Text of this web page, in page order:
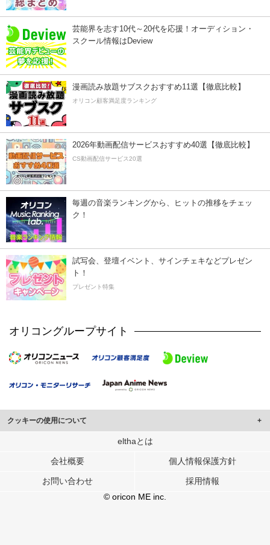
芸能界を志す10代～20代を応援！オーディション・
スクール情報はDeview
漫画読み放題サブスクおすすめ11選【徹底比較】
オリコン顧客満足度ランキング
2026年動画配信サービスおすすめ40選【徹底比較】
CS動画配信サービス20選
毎週の音楽ランキングから、ヒットの推移をチェッ
ク！
試写会、登壇イベント、サインチェキなどプレゼン
ト！
プレゼント特集
オリコングループサイト
クッキーの使用について
このサイトでは Cookie を使用して、ユーザーに合わせたコンテンツや広告の
行っています。
メディアや広告配信、データ解析の各パートナーに提供しています。
ユーザーが各パートナーのサービスを使用したときに収集した他の情報を組み
elthaとは
会社概要 個人情報保護方針
お問い合わせ
採用情報
© oricon ME inc.